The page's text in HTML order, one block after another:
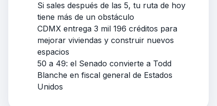
Si sales después de las 5, tu ruta de hoy
tiene más de un obstáculo
CDMX entrega 3 mil 196 créditos para
mejorar viviendas y construir nuevos
espacios
50 a 49: el Senado convierte a Todd
Blanche en fiscal general de Estados
Unidos